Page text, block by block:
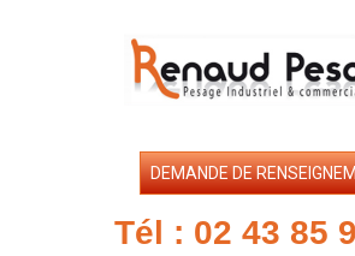
DEMANDE DE
Tél : 02 43 85